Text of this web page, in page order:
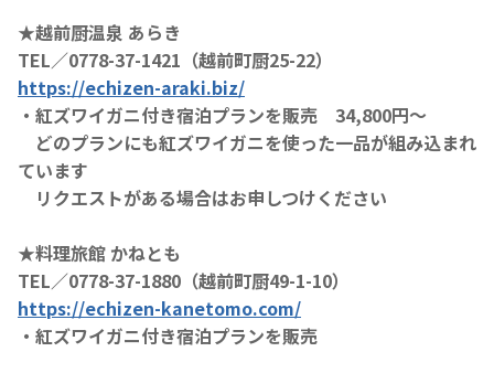
★越前厨温泉 あらき
TEL／0778-37-1421（越前町厨25-22）
https://echizen-araki.biz/
・紅ズワイガニ付き宿泊プランを販売 34,800円～
どのプランにも紅ズワイガニを使った一品が組み込まれ
ています
リクエストがある場合はお申しつけください
★料理旅館 かねとも
TEL／0778-37-1880（越前町厨49-1-10）
https://echizen-kanetomo.com/
・紅ズワイガニ付き宿泊プランを販売